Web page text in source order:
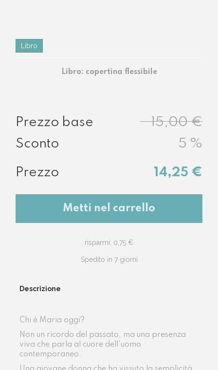
Libro
Libro: copertina flessibile
15,00 €
14,25 €
5 %
Metti nel carrello
risparmi: 0,75 €
Spedito in 7 giorni
Descrizione
Chi è Maria oggi?
Non un ricordo del passato, ma una presenza
viva che parla al cuore dell'uomo
contemporaneo.